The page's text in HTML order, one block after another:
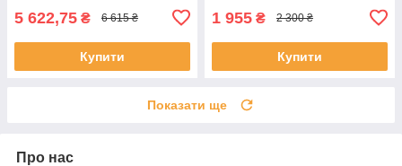
5 622,75 ₴ 6 615 ₴
Купити
1 955 ₴ 2 300 ₴
Купити
Показати ще
Про нас